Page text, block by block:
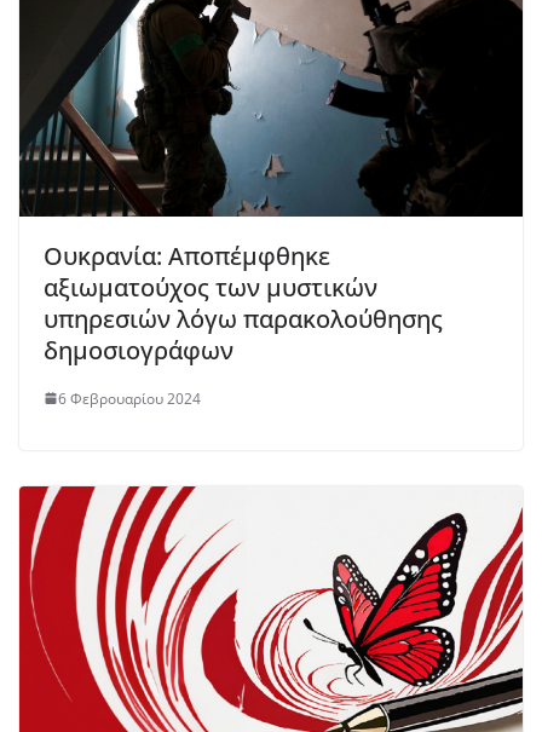
Ουκρανία: Αποπέμφθηκε
αξιωματούχος των μυστικών
υπηρεσιών λόγω παρακολούθησης
δημοσιογράφων
6 Φεβρουαρίου 2024